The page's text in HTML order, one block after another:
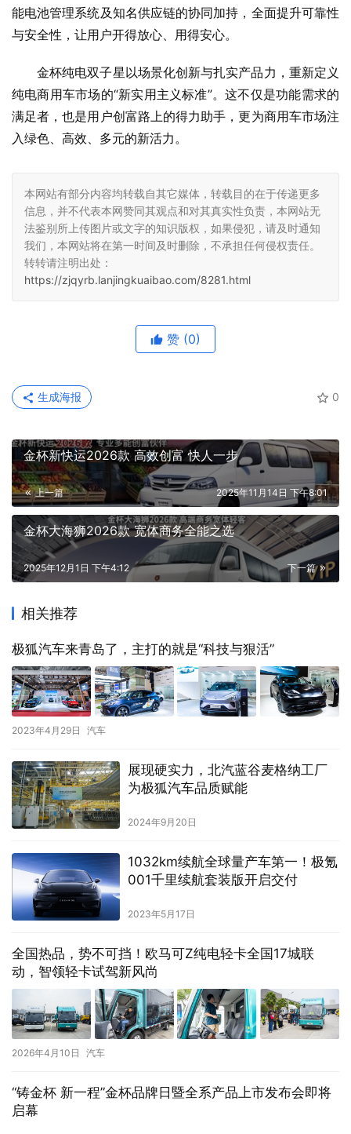
能电池管理系统及知名供应链的协同加持，全面提升可靠性
与安全性，让用户开得放心、用得安心。
金杯纯电双子星以场景化创新与扎实产品力，重新定义
纯电商用车市场的“新实用主义标准”。这不仅是功能需求的
满足者，也是用户创富路上的得力助手，更为商用车市场注
入绿色、高效、多元的新活力。
本网站有部分内容均转载自其它媒体，转载目的在于传递更多
信息，并不代表本网赞同其观点和对其真实性负责，本网站无
法鉴别所上传图片或文字的知识版权，如果侵犯，请及时通知
我们，本网站将在第一时间及时删除，不承担任何侵权责任。
转转请注明出处：
https://zjqyrb.lanjingkuaibao.com/8281.html
赞 (0)
0
生成海报
金杯新快运2026款 高效创富 快人一步
上一篇 2025年11月14日 下午8:01
金杯大海狮2026款 宽体商务全能之选
下一篇
2025年12月1日 下午4:12
相关推荐
极狐汽车来青岛了，主打的就是“科技与狠活”
2023年4月29日 汽车
​展现硬实力，北汽蓝谷麦格纳工厂
为极狐汽车品质赋能
2024年9月20日
1032km续航全球量产车第一！极氪
001千里续航套装版开启交付
2023年5月17日
全国热品，势不可挡！欧马可Z纯电轻卡全国17城联
动，智领轻卡试驾新风尚
2026年4月10日 汽车
“铸金杯 新一程”金杯品牌日暨全系产品上市发布会即将
启幕